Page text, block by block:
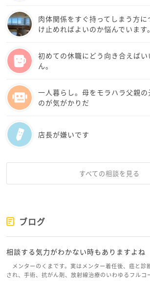
るなと言うことならば、それは無理そ
私の場合は、メンタル部分などいろい
介護もしましたがそれも今となればス
た。
我慢の連続でしたが、少しずつチャン
した。
子供も巣立ちまたいつ嵐が訪れるかも
んとかなりました。
まずは今を活かすことを考えといいか
またカフェにお越しください
仙人見習より
肉体関係をすぐ持ってしまう方に
け止めればよいのか悩んでいます。
初めての休職にどう向き合えば
ん。
一人暮らし。母をモラハラ父親の
のが気がかりだ
店長が嫌いです
すべての相談を見る
ブログ
相談する気力がわかない時もありますよね
メンターのくまです。実はメンター着任後、癌と診
され、手術、抗がん剤、放射線治療のいわゆるフルコ